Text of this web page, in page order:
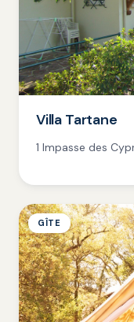
Villa Tartane
1 Impasse des
GÎTE